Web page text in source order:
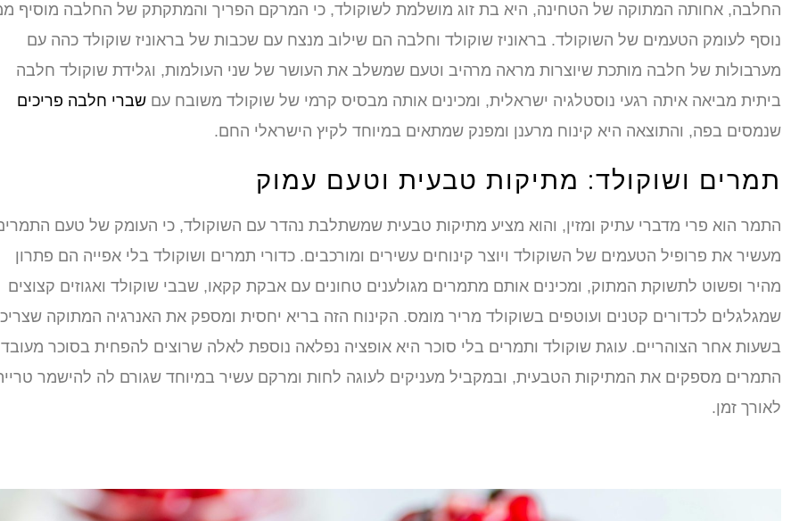
החלבה, אחותה המתוקה של הטחינה, היא בת זוג מושלמת לשוקולד, כי המרקם הפריך והמתקתק של החלבה מוסיף
נוסף לעומק הטעמים של השוקולד. בראוניז שוקולד וחלבה הם שילוב מנצח עם שכבות של בראוניז שוקולד כהה עם
מערבולות של חלבה מותכת שיוצרות מראה מרהיב וטעם שמשלב את העושר של שני העולמות, וגלידת שוקולד חלבה
ביתית מביאה איתה רגעי נוסטלגיה ישראלית, ומכינים אותה מבסיס קרמי של שוקולד משובח עם שברי חלבה פריכים
שנמסים בפה, והתוצאה היא קינוח מרענן ומפנק שמתאים במיוחד לקיץ הישראלי החם.
תמרים ושוקולד: מתיקות טבעית וטעם עמוק
התמר הוא פרי מדברי עתיק ומזין, והוא מציע מתיקות טבעית שמשתלבת נהדר עם השוקולד, כי העומק של טעם
מעשיר את פרופיל הטעמים של השוקולד ויוצר קינוחים עשירים ומורכבים. כדורי תמרים ושוקולד בלי אפייה הם פתרון
מהיר ופשוט לתשוקת המתוק, ומכינים אותם מתמרים מגולענים טחונים עם אבקת קקאו, שבבי שוקולד ואגוזים קצוצים
שמגלגלים לכדורים קטנים ועוטפים בשוקולד מריר מומס. הקינוח הזה בריא יחסית ומספק את האנרגיה המתוקה
בשעות אחר הצוהריים. עוגת שוקולד ותמרים בלי סוכר היא אופציה נפלאה נוספת לאלה שרוצים להפחית בסוכר
התמרים מספקים את המתיקות הטבעית, ובמקביל מעניקים לעוגה לחות ומרקם עשיר במיוחד שגורם לה להישמר
לאורך זמן.